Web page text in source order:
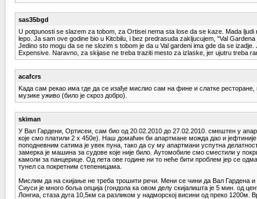
sas35bgd
U potpunosti se slazem za tobom, za Ortisei nema sta lose da se kaze. Mada
lepo. Ja sam ove godine bio u Kitcbilu, i bez predrasuda zakljucujem, "Val Gardena
Jedino sto mogu da se ne slozim s tobom je da u Val gardeni ima gde da se
Expensive. Naravno, za skijase ne treba traziti mesto za izlaske, jer ujutru treba
acafcrs
Kaда сам рекао има где да се изађе мислио сам на фине и слатке ресторане,
музике уживо (било је скроз добро).
skiman
У Вал Гардени, Ортисеи, сам био од 20.02.2010 до 27.02.2010. смештен у
које смо платили 2 x 450е). Наш домаћин би апартмане можда дао и
поподневним сатима је увек пуна, тако да су му апартмани успутна
замерка је машина за судове које није било. Аутомобиле смо сместили у
камоли за панцерице. Од лета ове године ни то неће бити проблем јер се
тунел са покретним степеницама.
Мислим да на скијање не треба трошити речи. Мени се чини да Вал Гардена
Сиуси је много боља опција (гондола ка овом делу скијалишта је 5 мин. од
Лонгиа, стаза дуга 10,5км са разликом у надморској висини од преко